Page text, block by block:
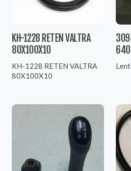
KH-1228 RETEN VALTRA
80X100X10
KH-1228 RETEN VALTRA
80X100X10